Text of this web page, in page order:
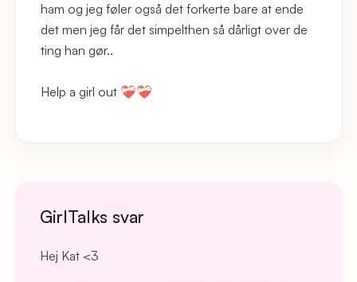
ham og jeg føler også det forkerte bare at ende
det men jeg får det simpelthen så dårligt over de
ting han gør..
Help a girl out ❤️‍🩹❤️‍🩹
GirlTalks svar
Hej Kat <3